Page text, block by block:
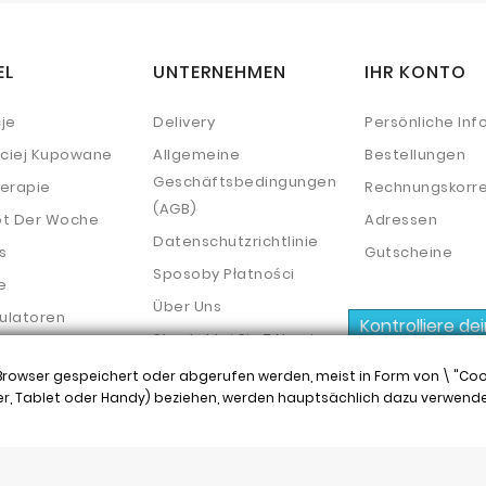
Kupowane
Der Woche
UNTERNEHMEN
Delivery
Allgemeine
Geschäftsbedingungen
(AGB)
Datenschutzrichtlinie
Sposoby Płatności
Über Uns
Skontaktuj Się Z Nami
Mapa Strony
IHR KONTO
Persönliche
Bestellungen
Adressen
Gutscheine
Kontrolliere
gespeichert oder abgerufen werden, meist in Form von \
Tablet oder Handy) beziehen, werden hauptsächlich dazu